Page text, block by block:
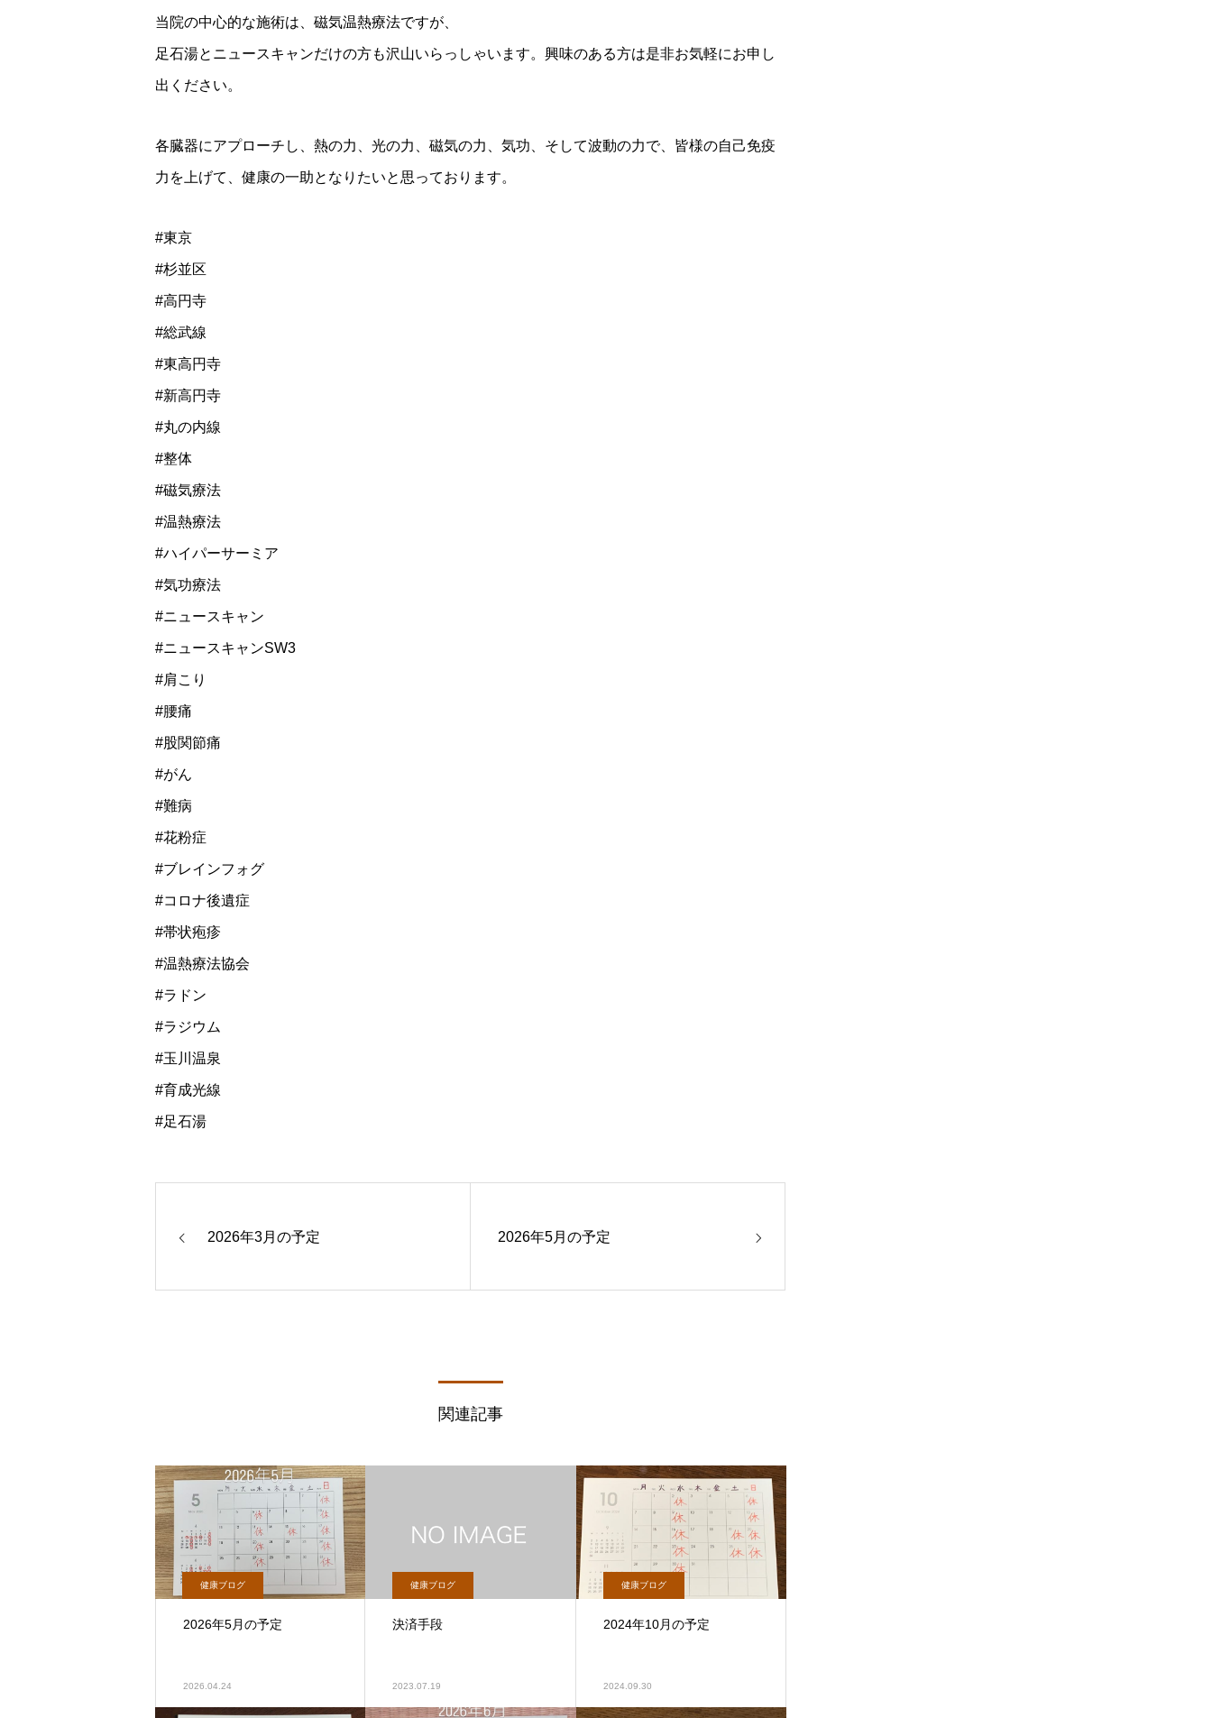
当院の中心的な施術は、磁気温熱療法ですが、
足石湯とニュースキャンだけの方も沢山いらっしゃいます。興味のある方は是非お気軽にお申し
出ください。
各臓器にアプローチし、熱の力、光の力、磁気の力、気功、そして波動の力で、皆様の自己免疫
力を上げて、健康の一助となりたいと思っております。
#東京
#杉並区
#高円寺
#総武線
#東高円寺
#新高円寺
#丸の内線
#整体
#磁気療法
#温熱療法
#ハイパーサーミア
#気功療法
#ニュースキャン
#ニュースキャンSW3
#肩こり
#腰痛
#股関節痛
#がん
#難病
#花粉症
#ブレインフォグ
#コロナ後遺症
#帯状疱疹
#温熱療法協会
#ラドン
#ラジウム
#玉川温泉
#育成光線
#足石湯
2026年3月の予定 2026年5月の予定
関連記事
健康ブログ
2026年5月の予定
2026.04.24
健康ブログ
決済手段
2023.07.19
健康ブログ
2024年10月の予定
2024.09.30